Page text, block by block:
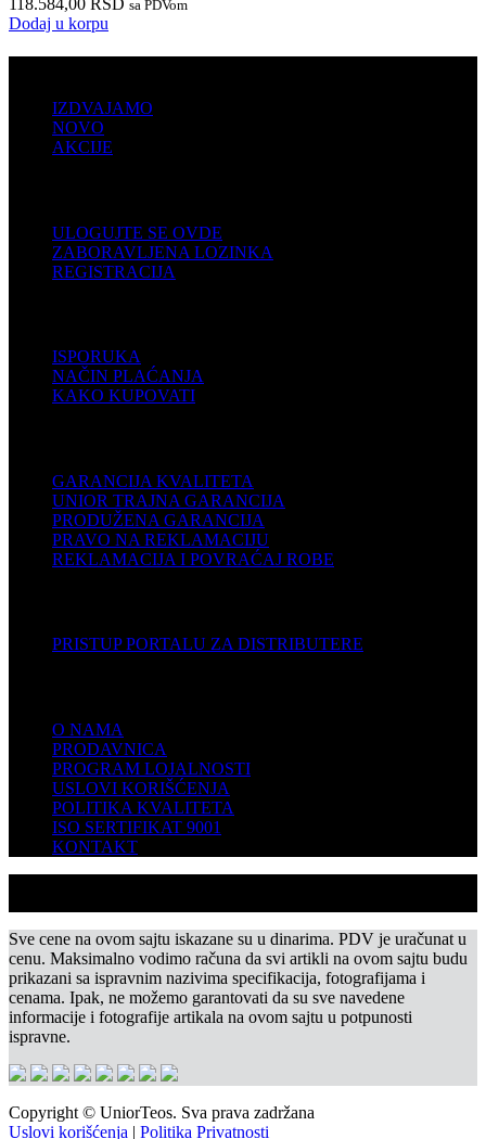
sa PDVom
Dodaj u korpu
IZDVAJAMO
NOVO
AKCIJE
ULOGUJTE SE OVDE
ZABORAVLJENA LOZINKA
REGISTRACIJA
ISPORUKA
NAČIN PLAĆANJA
KAKO KUPOVATI
GARANCIJA KVALITETA
UNIOR TRAJNA GARANCIJA
PRODUŽENA GARANCIJA
PRAVO NA REKLAMACIJU
REKLAMACIJA I POVRAĆAJ ROBE
PRISTUP PORTALU ZA DISTRIBUTERE
O NAMA
PRODAVNICA
PROGRAM LOJALNOSTI
USLOVI KORIŠĆENJA
POLITIKA KVALITETA
ISO SERTIFIKAT 9001
KONTAKT
Sve cene na ovom sajtu iskazane su u dinarima. PDV je uračunat u
cenu. Maksimalno vodimo računa da svi artikli na ovom sajtu budu
prikazani sa ispravnim nazivima specifikacija, fotografijama i
cenama. Ipak, ne možemo garantovati da su sve navedene
informacije i fotografije artikala na ovom sajtu u potpunosti
ispravne.
Copyright © UniorTeos. Sva prava zadržana
Uslovi korišćenja | Politika Privatnosti